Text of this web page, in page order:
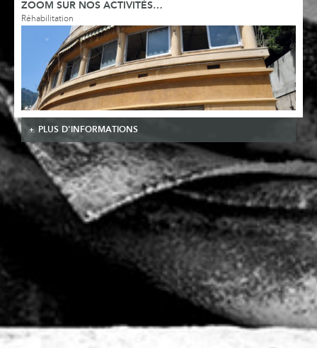
ZOOM SUR NOS ACTIVITÉS…
Réhabilitation
PLUS D'INFORMATIONS